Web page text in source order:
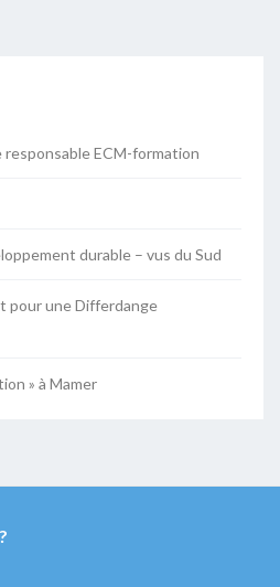
responsable ECM-formation
durable – vus du Sud
pour une Differdange
» à Mamer